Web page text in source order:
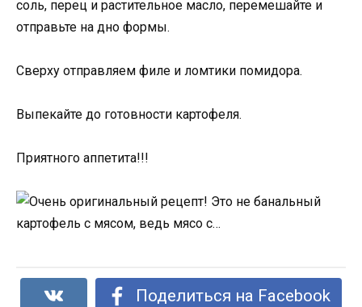
соль, перец и растительное масло, перемешайте и
отправьте на дно формы.
Сверху отправляем филе и ломтики помидора.
Выпекайте до готовности картофеля.
Приятного аппетита!!!
Поделиться на Facebook